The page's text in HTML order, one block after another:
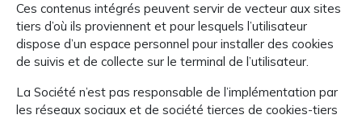
Ces contenus intégrés peuvent servir de vecteur aux sites
tiers d’où ils proviennent et pour lesquels l’utilisateur
dispose d’un espace personnel pour installer des cookies
de suivis et de collecte sur le terminal de l’utilisateur.
La Société n’est pas responsable de l’implémentation par
les réseaux sociaux et de société tierces de cookies-tiers